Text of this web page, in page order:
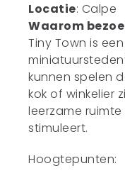
Locatie: Calpe
Waarom
Tiny Town is
kunnen spelen
kok of winkelier
leerzame
stimuleert.
Hoogtepunten: